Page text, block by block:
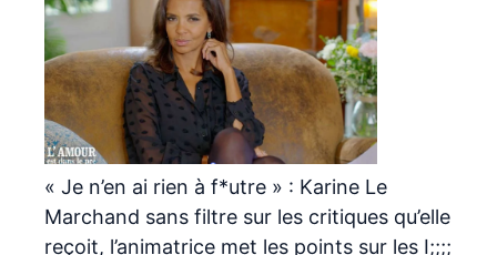
« Je n’en ai rien à f*utre » : Karine Le
Marchand sans filtre sur les critiques qu’elle
reçoit, l’animatrice met les points sur les I;;;;